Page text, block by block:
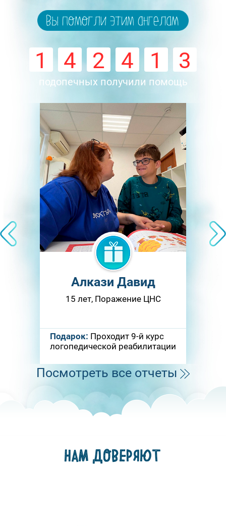
1 4 2 4 1 3
подопечных получили помощь
Алкази Давид
15 лет, Поражение ЦНС
Подарок: Проходит 9-й курс
логопедической реабилитации
Prev
Next
Посмотреть все отчеты
НАМ ДОВЕРЯЮТ